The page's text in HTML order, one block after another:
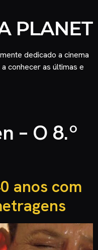
dedicado a cinema
conhecer as últimas e
– O 8.º
anos com